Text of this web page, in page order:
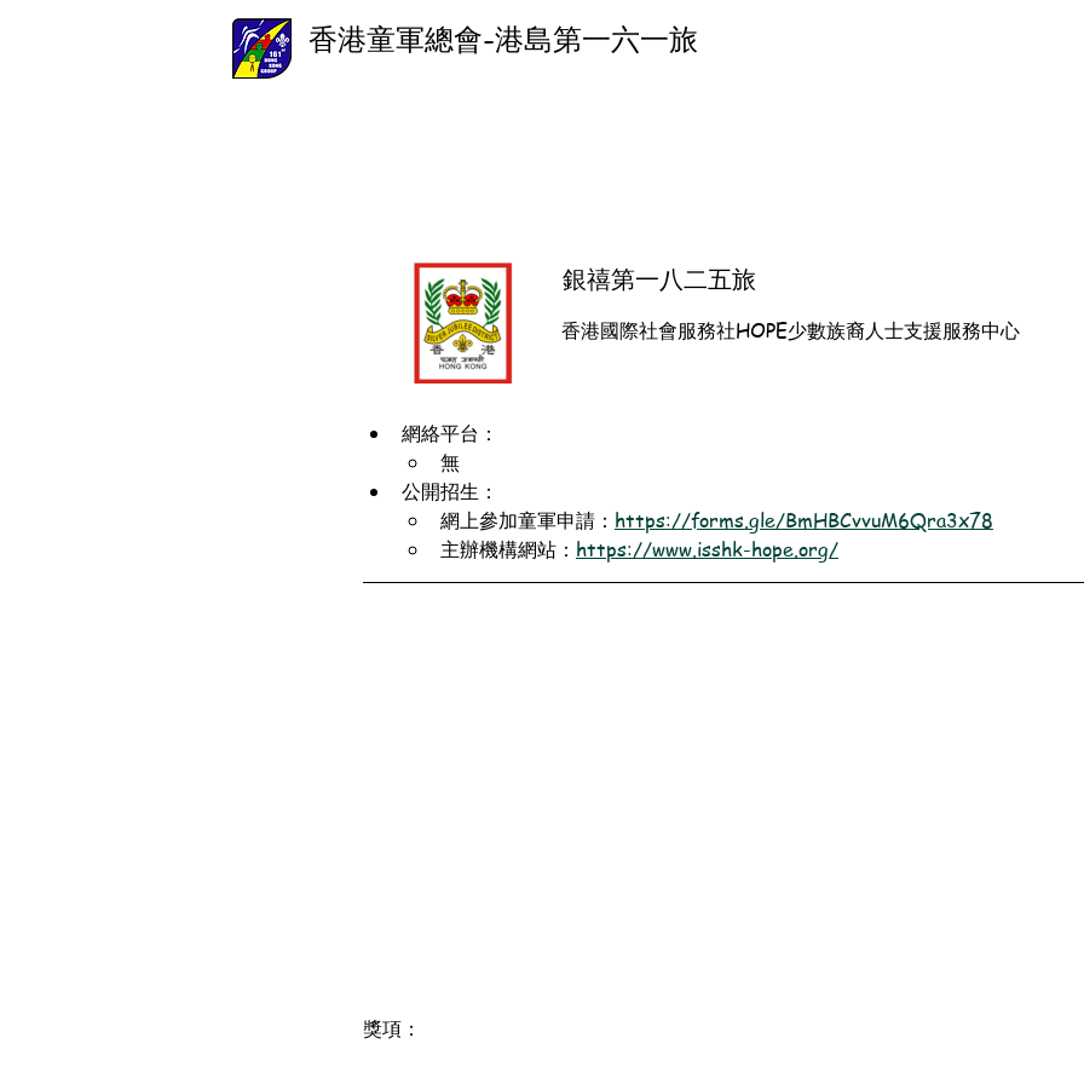
香港童軍總會-港島第一六一旅
銀禧第一八二五旅
香港國際社會服務社HOPE少數族裔人士支援服務中心
網絡平台：
無
公開招生：
網上參加童軍申請： https://forms.gle/BmHBCvvuM6Qra3x78
主辦機構網站： https://www.isshk-hope.org/
獎項：